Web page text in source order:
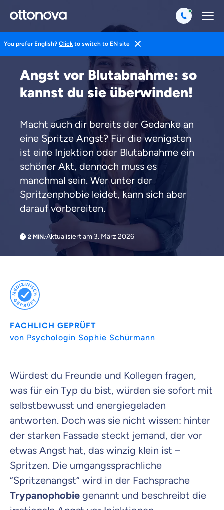
You prefer English? Click to switch to EN site
Gesund Leben
Angst vor Blutabnahme: so
kannst du sie überwinden!
Macht auch dir bereits der Gedanke an
eine Spritze Angst? Für die wenigsten
ist eine Injektion oder Blutabnahme ein
schöner Akt, dennoch muss es
manchmal sein. Wer unter der
Spritzenphobie leidet, kann sich aber
darauf vorbereiten.
Aktualisiert am 3. März 2026
FACHLICH GEPRÜFT
von Psychologin Sophie Schürmann
Würdest du Freunde und Kollegen fragen,
was für ein Typ du bist, würden sie sofort mit
selbstbewusst und energiegeladen
antworten. Doch was sie nicht wissen: hinter
der starken Fassade steckt jemand, der vor
etwas Angst hat, das winzig klein ist –
Spritzen. Die umgangssprachliche
“Spritzenangst“ wird in der Fachsprache
Trypanophobie genannt und beschreibt die
Weil es uns wichtig ist, dass
Objektive und faire Beratung
Wir möchten, dass du dich aus Überzeugung für
Vergleich mit anderen Tarifen am Markt
Wir helfen dir dabei Unterschiede in
Wozu dürfen wir dich beraten?
Versicherungsprodukt wählen
Versicherung
Beamten
Versicherung